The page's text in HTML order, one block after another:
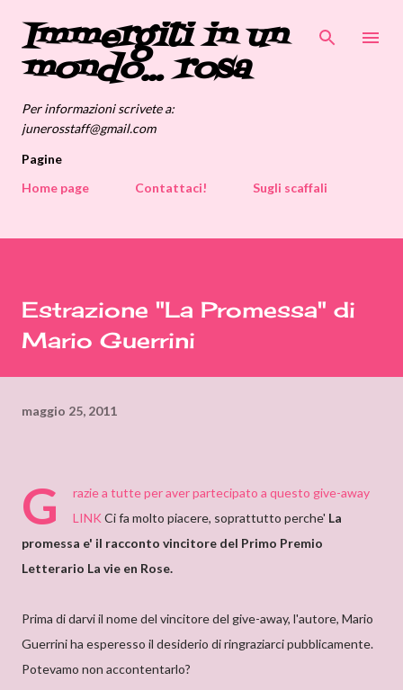
Passa ai contenuti principali
Immergiti in un
mondo... rosa
Per informazioni scrivete a:
junerosstaff@gmail.com
Pagine
Home page
Contattaci! Sugli scaffali
Estrazione "La Promessa" di
Mario Guerrini
maggio 25, 2011
G
razie a tutte per aver partecipato a questo give-away
LINK Ci fa molto piacere, soprattutto perche' La
promessa e' il racconto vincitore del Primo Premio
Letterario La vie en Rose.
Prima di darvi il nome del vincitore del give-away, l'autore, Mario
Guerrini ha esperesso il desiderio di ringraziarci pubblicamente.
Potevamo non accontentarlo?